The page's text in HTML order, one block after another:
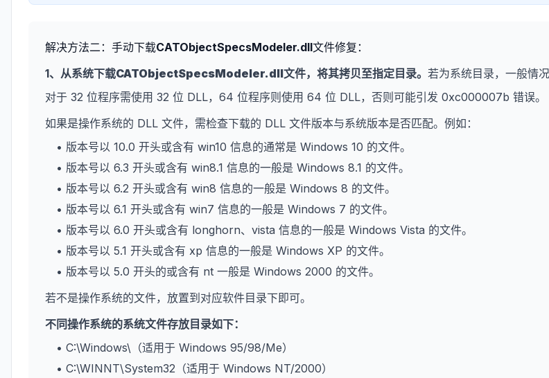
解决方法二：手动下载CATObjectSpecsModeler.dll文件修复：
1、从系统下载CATObjectSpecsModeler.dll文件，将其拷贝至指定目录。 若为系统目录，一般情况
对于 32 位程序需使用 32 位 DLL，64 位程序则使用 64 位 DLL，否则可能引发 0xc000007b 错误。
如果是操作系统的 DLL 文件，需检查下载的 DLL 文件版本与系统版本是否匹配。例如：
• 版本号以 10.0 开头或含有 win10 信息的通常是 Windows 10 的文件。
• 版本号以 6.3 开头或含有 win8.1 信息的一般是 Windows 8.1 的文件。
• 版本号以 6.2 开头或含有 win8 信息的一般是 Windows 8 的文件。
• 版本号以 6.1 开头或含有 win7 信息的一般是 Windows 7 的文件。
• 版本号以 6.0 开头或含有 longhorn、vista 信息的一般是 Windows Vista 的文件。
• 版本号以 5.1 开头或含有 xp 信息的一般是 Windows XP 的文件。
• 版本号以 5.0 开头的或含有 nt 一般是 Windows 2000 的文件。
若不是操作系统的文件，放置到对应软件目录下即可。
不同操作系统的系统文件存放目录如下：
• C:\Windows\（适用于 Windows 95/98/Me）
• C:\WINNT\System32（适用于 Windows NT/2000）